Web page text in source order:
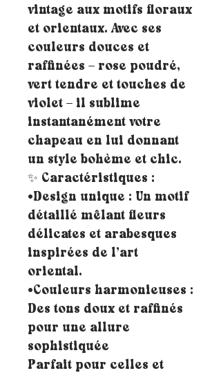
vintage aux motifs floraux
et orientaux. Avec ses
couleurs douces et
raffinées – rose poudré,
vert tendre et touches de
violet – il sublime
instantanément votre
chapeau en lui donnant
un style bohème et chic.
✨ Caractéristiques :
•Design unique : Un motif
détaillé mêlant fleurs
délicates et arabesques
inspirées de l’art
oriental.
•Couleurs harmonieuses :
Des tons doux et raffinés
pour une allure
sophistiquée
Parfait pour celles et